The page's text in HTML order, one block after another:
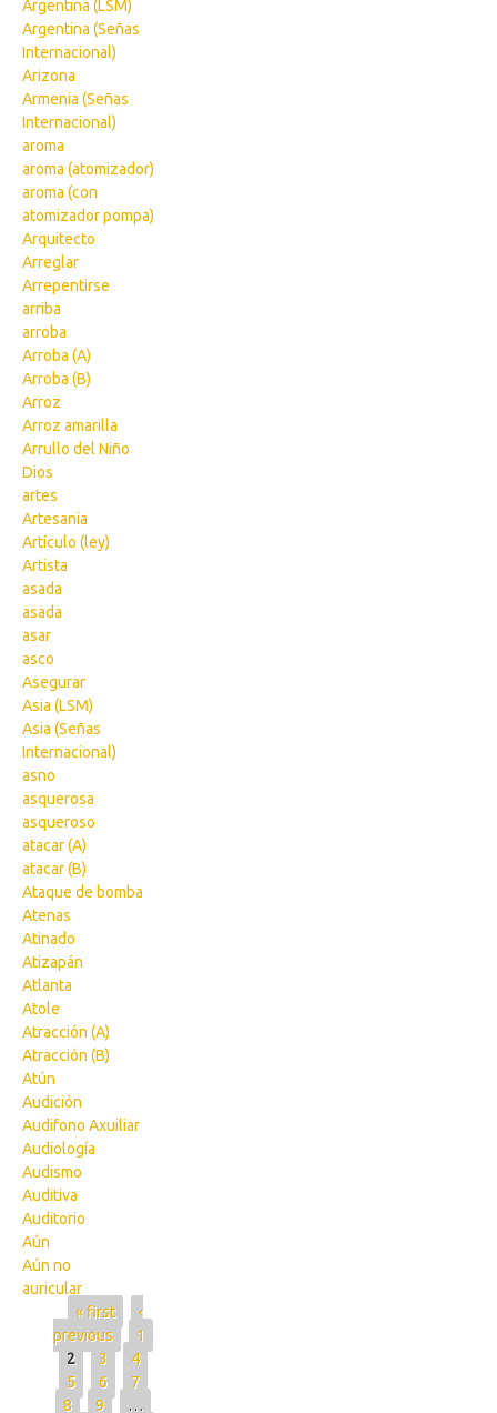
Argentina (LSM)
Argentina (Señas
Internacional)
Arizona
Armenia (Señas
Internacional)
aroma
aroma (atomizador)
aroma (con
atomizador pompa)
Arquitecto
Arreglar
Arrepentirse
arriba
arroba
Arroba (A)
Arroba (B)
Arroz
Arroz amarilla
Arrullo del Niño
Dios
artes
Artesania
Artículo (ley)
Artista
asada
asada
asar
asco
Asegurar
Asia (LSM)
Asia (Señas
Internacional)
asno
asquerosa
asqueroso
atacar (A)
atacar (B)
Ataque de bomba
Atenas
Atinado
Atizapán
Atlanta
Atole
Atracción (A)
Atracción (B)
Atún
Audición
Audifono Axuiliar
Audiología
Audismo
Auditiva
Auditorio
Aún
Aún no
auricular
Pages« first
‹
previous
1
2
3
4
5
6
7
8
9
…